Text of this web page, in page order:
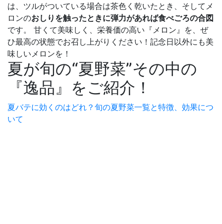
は、ツルがついている場合は茶色く乾いたとき、そしてメ
ロンのおしりを触ったときに弾力があれば食べごろの合図
です。 甘くて美味しく、栄養価の高い『メロン』を、ぜ
ひ最高の状態でお召し上がりください！記念日以外にも美
味しいメロンを！
夏が旬の“夏野菜”その中の
『逸品』をご紹介！
夏バテに効くのはどれ？旬の夏野菜一覧と特徴、効果につ
いて